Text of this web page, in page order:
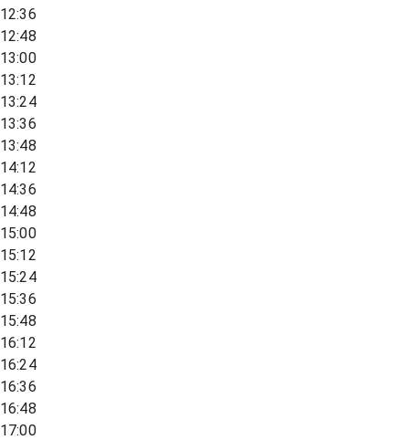
12:36
12:48
13:00
13:12
13:24
13:36
13:48
14:12
14:36
14:48
15:00
15:12
15:24
15:36
15:48
16:12
16:24
16:36
16:48
17:00